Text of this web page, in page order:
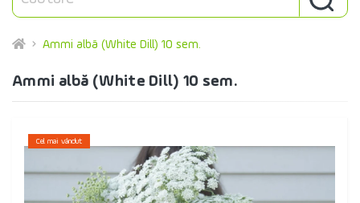
Ammi albă (White Dill) 10 sem.
Ammi albă (White Dill) 10 sem.
Cel mai vândut